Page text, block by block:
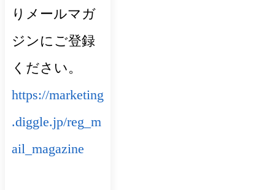
りメールマガ
ジンにご登録
ください。
https://marketing
.diggle.jp/reg_m
ail_magazine